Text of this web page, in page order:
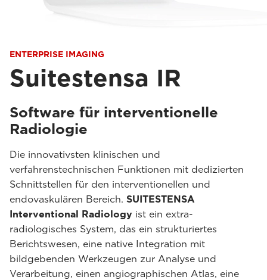
ENTERPRISE IMAGING
Suitestensa IR
Software für interventionelle
Radiologie
Die innovativsten klinischen und
verfahrenstechnischen Funktionen mit dedizierten
Schnittstellen für den interventionellen und
endovaskulären Bereich. SUITESTENSA
Interventional Radiology ist ein extra-
radiologisches System, das ein strukturiertes
Berichtswesen, eine native Integration mit
bildgebenden Werkzeugen zur Analyse und
Verarbeitung, einen angiographischen Atlas, eine